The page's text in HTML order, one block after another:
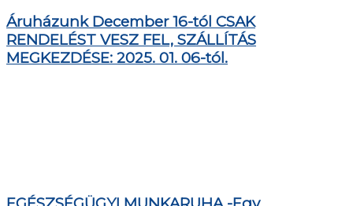
Áruházunk December 16-tól CSAK
RENDELÉST VESZ FEL, SZÁLLÍTÁS
MEGKEZDÉSE: 2025. 01. 06-tól.